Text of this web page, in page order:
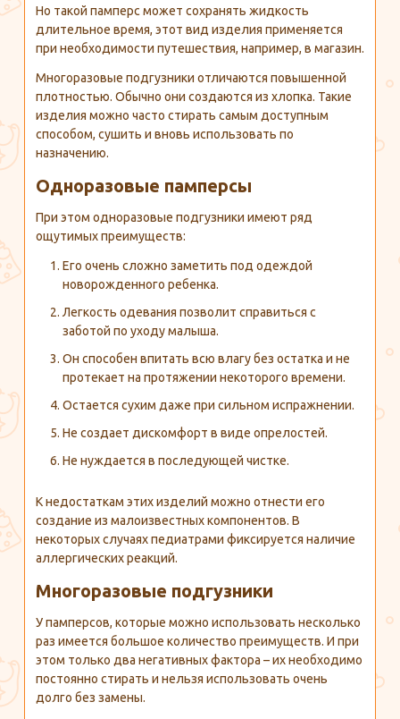
Но такой памперс может сохранять жидкость
длительное время, этот вид изделия применяется
при необходимости путешествия, например, в магазин.
Многоразовые подгузники отличаются повышенной
плотностью. Обычно они создаются из хлопка. Такие
изделия можно часто стирать самым доступным
способом, сушить и вновь использовать по
назначению.
Одноразовые памперсы
При этом одноразовые подгузники имеют ряд
ощутимых преимуществ:
Его очень сложно заметить под одеждой
новорожденного ребенка.
Легкость одевания позволит справиться с
заботой по уходу малыша.
Он способен впитать всю влагу без остатка и не
протекает на протяжении некоторого времени.
Остается сухим даже при сильном испражнении.
Не создает дискомфорт в виде опрелостей.
Не нуждается в последующей чистке.
К недостаткам этих изделий можно отнести его
создание из малоизвестных компонентов. В
некоторых случаях педиатрами фиксируется наличие
аллергических реакций.
Многоразовые подгузники
У памперсов, которые можно использовать несколько
раз имеется большое количество преимуществ. И при
этом только два негативных фактора – их необходимо
постоянно стирать и нельзя использовать очень
долго без замены.